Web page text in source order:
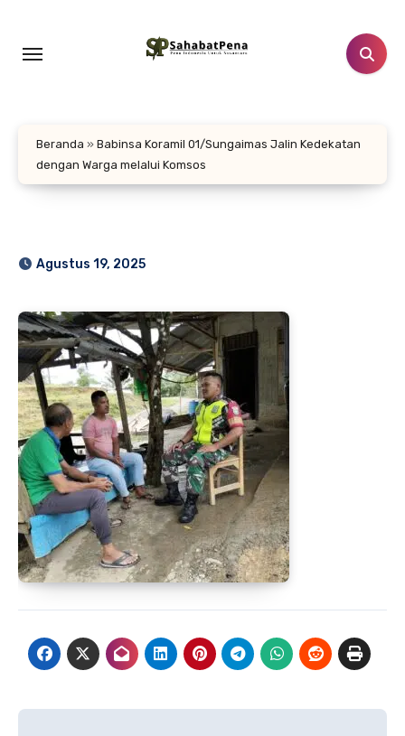
konten
Beranda » Babinsa Koramil 01/Sungaimas Jalin Kedekatan
dengan Warga melalui Komsos
Agustus 19, 2025